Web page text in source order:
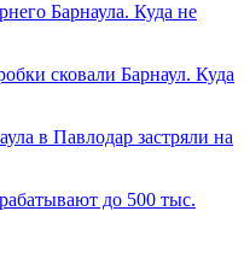
Барнаула. Куда не
сковали Барнаул. Куда
в Павлодар застряли на
до 500 тыс.